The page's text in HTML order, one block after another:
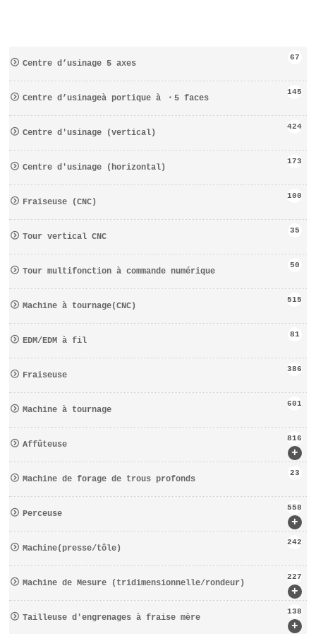
Centre d’usinage 5 axes
67
Centre d’usinageà portique à ・5 faces
145
Centre d′usinage (vertical)
424
Centre d′usinage (horizontal)
173
Fraiseuse (CNC)
100
Tour vertical CNC
35
Tour multifonction à commande numérique
50
Machine à tournage(CNC)
515
EDM/EDM à fil
81
Fraiseuse
386
Machine à tournage
601
+
Affûteuse
816
Machine de forage de trous profonds
23
+
Perceuse
558
Machine(presse/tôle)
242
+
Machine de Mesure (tridimensionnelle/rondeur)
227
+
Tailleuse d′engrenages à fraise mère
138